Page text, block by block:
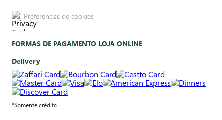
Preferências de cookies
FORMAS DE PAGAMENTO LOJA ONLINE
Delivery
*Somente crédito